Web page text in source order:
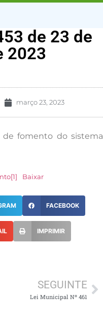
de 23 de
2023
março 23, 2023
de fomento do sistema
Baixar
FACEBOOK
IMPRIMIR
SEGUINTE
Lei Municipal Nº 461